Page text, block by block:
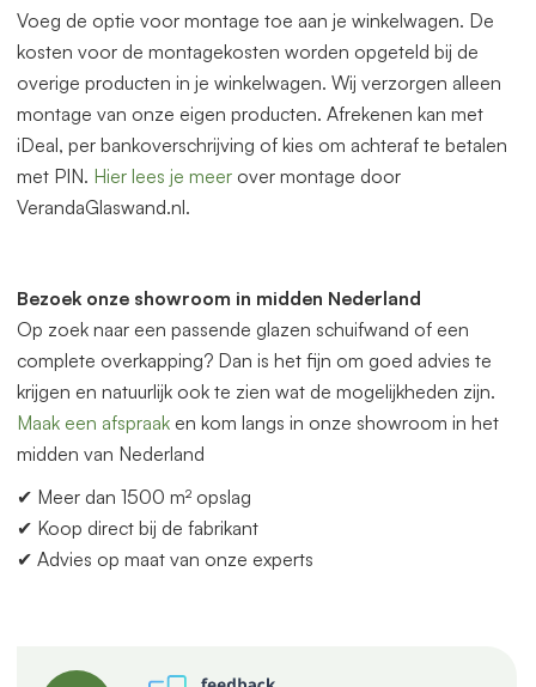
Voeg de optie voor montage toe aan je winkelwagen. De
kosten voor de montagekosten worden opgeteld bij de
overige producten in je winkelwagen. Wij verzorgen alleen
montage van onze eigen producten. Afrekenen kan met
iDeal, per bankoverschrijving of kies om achteraf te betalen
met PIN. Hier lees je meer over montage door
VerandaGlaswand.nl.
Bezoek onze showroom in midden Nederland
Op zoek naar een passende glazen schuifwand of een
complete overkapping? Dan is het fijn om goed advies te
krijgen en natuurlijk ook te zien wat de mogelijkheden zijn.
Maak een afspraak en kom langs in onze showroom in het
midden van Nederland
✔ Meer dan 1500 m² opslag
✔ Koop direct bij de fabrikant
✔ Advies op maat van onze experts